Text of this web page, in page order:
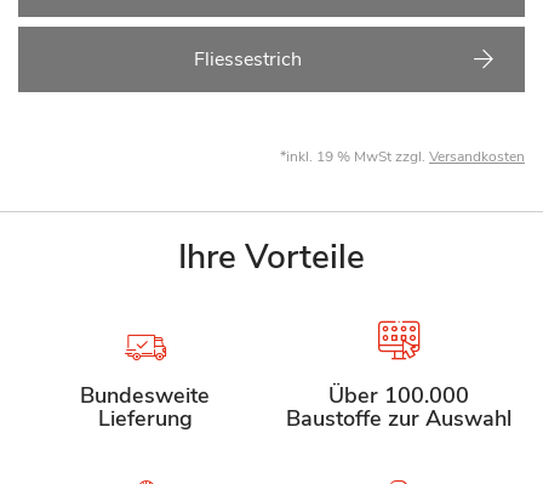
Fliessestrich
*inkl. 19 % MwSt zzgl. Versandkosten
Ihre Vorteile
Bundesweite
Lieferung
Über 100.000
Baustoffe zur Auswahl